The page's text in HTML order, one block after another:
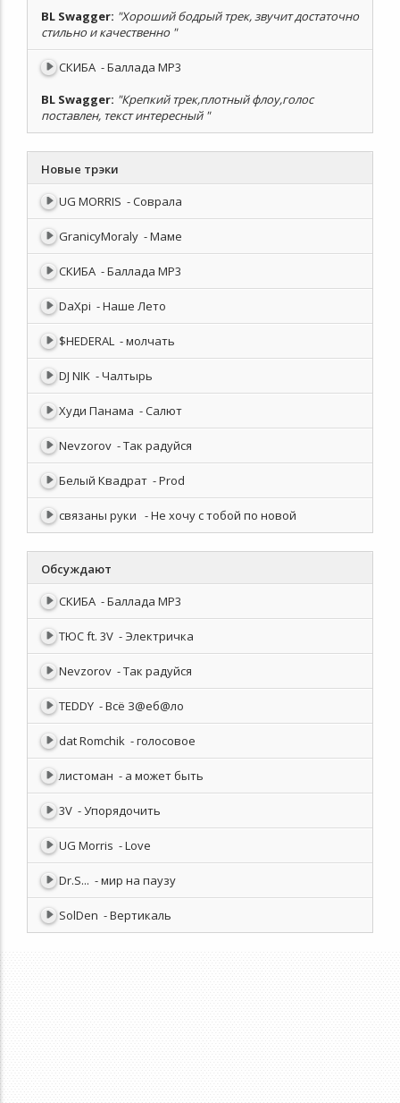
BL Swagger: "Хороший бодрый трек, звучит достаточно
стильно и качественно "
СКИБА - Баллада MP3
BL Swagger: "Крепкий трек,плотный флоу,голос
поставлен, текст интересный "
Новые трэки
UG MORRIS - Соврала
GranicyMoraly - Маме
СКИБА - Баллада MP3
DaXpi - Наше Лето
$HEDERAL - молчать
DJ NIK - Чалтырь
Худи Панама - Салют
Nevzorov - Так радуйся
Белый Квадрат - Prod
связаны руки - Не хочу с тобой по новой
Обсуждают
СКИБА - Баллада MP3
ТЮС ft. 3V - Электричка
Nevzorov - Так радуйся
TEDDY - Всё З@еб@ло
dat Romchik - голосовое
листоман - а может быть
3V - Упорядочить
UG Morris - Love
Dr.S... - мир на паузу
SolDen - Вертикаль